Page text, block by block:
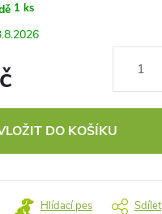
1 ks
DO KOŠÍKU
Hlídací pes Sdílet